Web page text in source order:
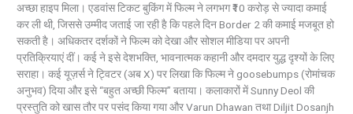
अच्छा हाइप मिला। एडवांस टिकट बुकिंग में फिल्म ने लगभग ₹10 करोड़ से ज्यादा कमाई
कर ली थी, जिससे उम्मीद जताई जा रही है कि पहले दिन Border 2 की कमाई मजबूत हो
सकती है। अधिकतर दर्शकों ने फिल्म को देखा और सोशल मीडिया पर अपनी
प्रतिक्रियाएं दीं। कई ने इसे देशभक्ति, भावनात्मक कहानी और दमदार युद्ध दृश्यों के लिए
सराहा। कई यूज़र्स ने ट्विटर (अब X) पर लिखा कि फिल्म ने goosebumps (रोमांचक
अनुभव) दिया और इसे “बहुत अच्छी फिल्म” बताया। कलाकारों में Sunny Deol की
प्रस्तुति को खास तौर पर पसंद किया गया और Varun Dhawan तथा Diljit Dosanjh